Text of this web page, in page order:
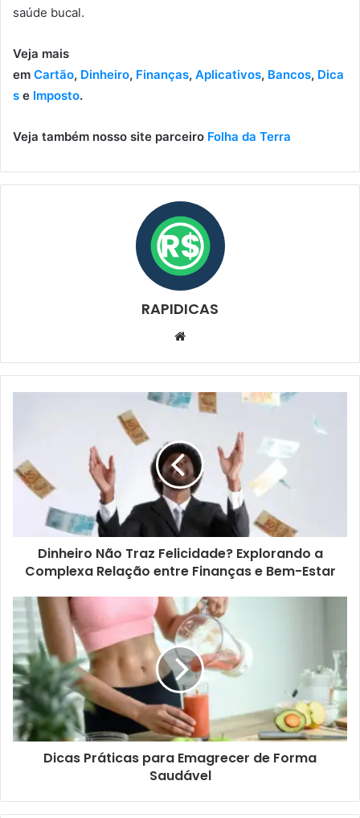
saúde bucal.
Veja mais
em Cartão, Dinheiro, Finanças, Aplicativos, Bancos, Dica
s e Imposto.
Veja também nosso site parceiro Folha da Terra
RAPIDICAS
Website
Dinheiro Não Traz Felicidade? Explorando a
Complexa Relação entre Finanças e Bem-Estar
Dicas Práticas para Emagrecer de Forma
Saudável